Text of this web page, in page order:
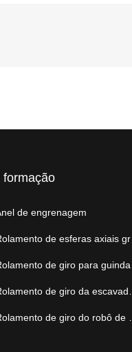
formação
de engrenagem
de esferas axiais grande
de giro para guindaste de navio
de giro da escavadeira
de giro do robô de paletização